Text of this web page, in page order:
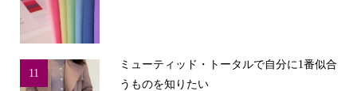
11
ミューティッド・トータルで自分に1番似合
うものを知りたい